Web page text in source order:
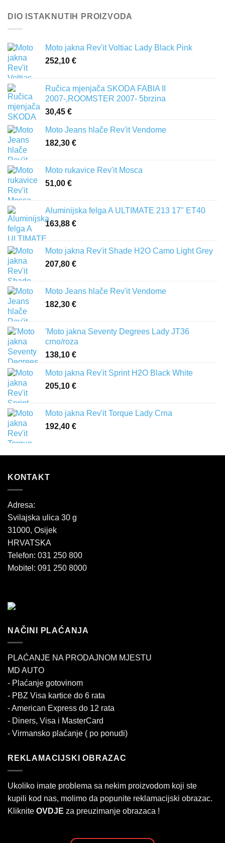
DIO ISTAKNUTIH PROIZVODA
Moto jakna Rev'it Voltiac Lady Black Pink
252,10 €
Ručica mjenjača SKODA FABIA II
2007-,ROOMSTER 2007- 5brzina
30,45 €
Moto Jeans hlače Rev'it Vendome
182,30 €
Moto rukavice Rev'it Mosca
51,00 €
Aluminijska felga A ULTIMATE 213 17" ET40
163,88 €
Moto jakna Rev'it Shade H2O Camo Light Grey
207,80 €
Moto Jeans hlače Rev'it Vendome
182,30 €
'Moto jakna Seventy Degrees Lady JT36
crno/roza
138,10 €
Moto jakna Rev'it Sprint H2O Black White
205,10 €
Moto jakna Rev'it Torque Lady Crna
192,40 €
KONTAKT
Adresa:
Svilajska ulica 30 g
31000, Osijek
HRVATSKA
Telefon: 031 250 800
Mobitel: 091 250 8000
NAČINI PLAĆANJA
PLAĆANJE NA PRODAJNOM MJESTU
MD AUTO
- Plaćanje gotovinom
- PBZ Visa kartice do 6 rata
- American Express do 12 rata
- Diners, Visa i MasterCard
- Virmansko plaćanje ( po ponudi)
REKLAMACIJSKI OBRAZAC
Ukoliko imate problema sa nekim proizvodom koji ste
kupili kod nas, molimo da popunite reklamacijski obrazac.
Kliknite OVDJE za preuzimanje obrazaca !